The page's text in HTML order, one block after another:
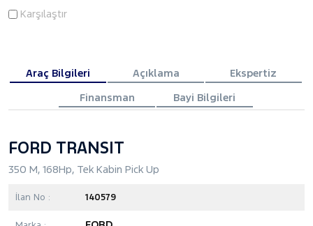
Karşılaştır
Araç Bilgileri Açıklama
Ekspertiz
Finansman
Bayi Bilgileri
FORD TRANSIT
350 M, 168Hp, Tek Kabin Pick Up
İlan No : 140579